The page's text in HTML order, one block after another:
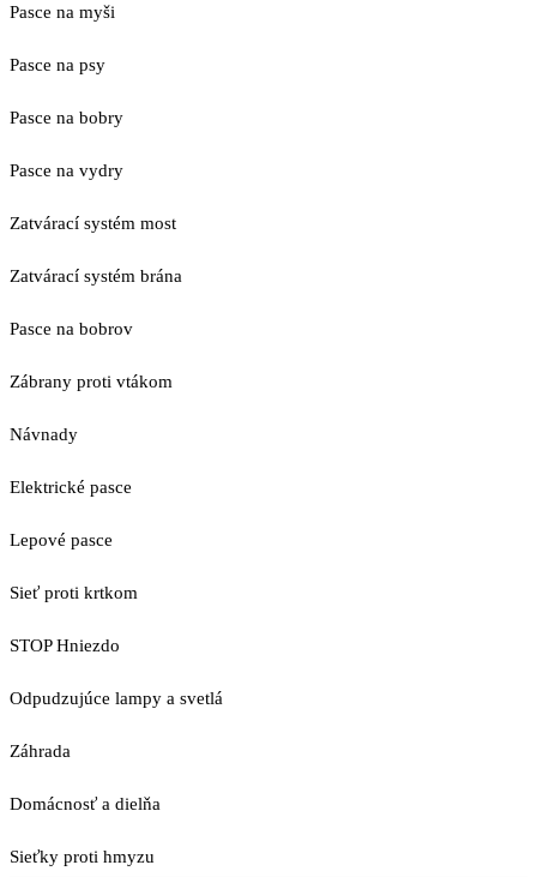
Pasce na myši
Pasce na psy
Pasce na bobry
Pasce na vydry
Zatvárací systém most
Zatvárací systém brána
Pasce na bobrov
Zábrany proti vtákom
Návnady
Elektrické pasce
Lepové pasce
Sieť proti krtkom
STOP Hniezdo
Odpudzujúce lampy a svetlá
Záhrada
Domácnosť a dielňa
Sieťky proti hmyzu